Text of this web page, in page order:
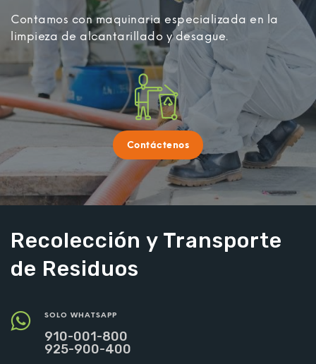
Contamos con maquinaria especializada en la
limpieza de alcantarillado y desague.
Contáctenos
Recolección y Transporte
de Residuos
SOLO WHATSAPP
910-001-800
925-900-400